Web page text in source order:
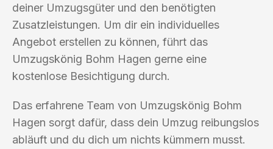
deiner Umzugsgüter und den benötigten
Zusatzleistungen. Um dir ein individuelles
Angebot erstellen zu können, führt das
Umzugskönig Bohm Hagen gerne eine
kostenlose Besichtigung durch.
Das erfahrene Team von Umzugskönig Bohm
Hagen sorgt dafür, dass dein Umzug reibungslos
abläuft und du dich um nichts kümmern musst.